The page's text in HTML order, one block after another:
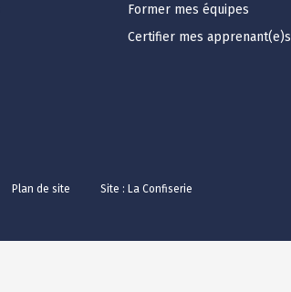
Former mes équipes
Certifier mes apprenant(e)s
Plan de site Site : La Confiserie